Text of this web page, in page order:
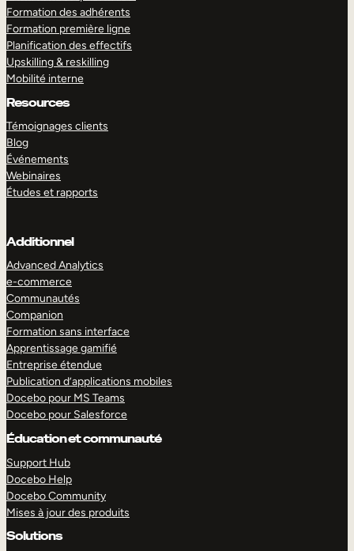
Formation des adhérents
Formation première ligne
Planification des effectifs
Upskilling & reskilling
Mobilité interne
Resources
Témoignages clients
Blog
Événements
Webinaires
Études et rapports
Additionnel
Advanced Analytics
e-commerce
Communautés
Companion
Formation sans interface
Apprentissage gamifié
Entreprise étendue
Publication d’applications mobiles
Docebo pour MS Teams
Docebo pour Salesforce
Éducation et communauté
Support Hub
Docebo Help
Docebo Community
Mises à jour des produits
Solutions